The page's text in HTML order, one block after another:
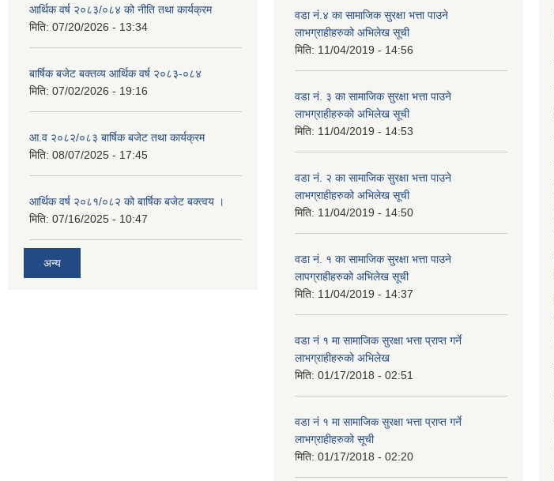
आर्थिक वर्ष २०८३/०८४ को नीति तथा कार्यक्रम
मिति: 07/20/2026 - 13:34
बार्षिक बजेट बक्तव्य आर्थिक वर्ष २०८३-०८४
मिति: 07/02/2026 - 19:16
आ.व २०८२/०८३ बार्षिक बजेट तथा कार्यक्रम
मिति: 08/07/2025 - 17:45
आर्थिक वर्ष २०८१/०८२ को बार्षिक बजेट बक्त्वय ।
मिति: 07/16/2025 - 10:47
अन्य
वडा नं.४ का सामाजिक सुरक्षा भत्ता पाउने
लाभग्राहीहरुको अभिलेख सूची
मिति: 11/04/2019 - 14:56
वडा नं. ३ का सामाजिक सुरक्षा भत्ता पाउने
लाभग्राहीहरुको अभिलेख सूची
मिति: 11/04/2019 - 14:53
वडा नं. २ का सामाजिक सुरक्षा भत्ता पाउने
लाभग्राहीहरुको अभिलेख सूची
मिति: 11/04/2019 - 14:50
वडा नं. १ का सामाजिक सुरक्षा भत्ता पाउने
लापग्राहीहरुको अभिलेख सूची
मिति: 11/04/2019 - 14:37
वडा नं १ मा सामाजिक सुरक्षा भत्ता प्राप्त गर्ने
लाभग्राहीहरुको अभिलेख
मिति: 01/17/2018 - 02:51
वडा नं १ मा सामाजिक सुरक्षा भत्ता प्राप्त गर्ने
लाभग्राहीहरुको सूची
मिति: 01/17/2018 - 02:20